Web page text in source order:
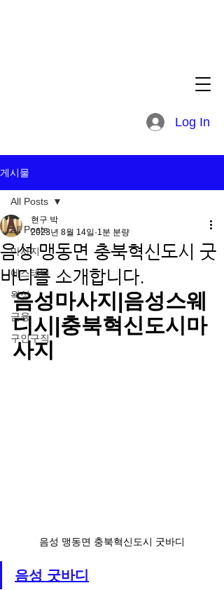
Log In
게시물
All Posts
마사지
에스테틱
왁싱
금융
구인구직
All Posts
음성 맹동면 충북혁신도시 굿
바디를 소개합니다.
현구 박
2023년 8월 14일 1분 분량
음성마사지|음성스웨
디시|충북혁신도시마
사지
음성 맹동면 충북혁신도시 굿바디
음성 굿바디